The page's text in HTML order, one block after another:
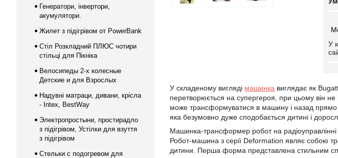
У
У складеному вигляді машинка виглядає як
перетворюється на супергероя, при цьому він не
може трансформуватися в машину і назад прямо
яка безумовно дуже сподобається дитині і
Машинка-трансформер робот на
Робот-машина з серії Deformation являє собою
дитини. Перша форма представлена стильним
Генератори, інвертори,
акумулятори.
Жилет з підігрівом от PowerBank
Стіл Розкладний ПЛЮС чотири
стільці для Пікніка
Велосипеды 2-х колесные
Детские и для Взрослых
Надувні матраци, дивани, крісла
- Intex, BestWay
Электропростыни, простирадло
з підігрівом, Устілки для взуття
з підігрівом
Стельки с подогревом для